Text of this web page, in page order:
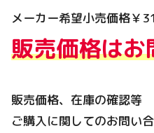
メーカー希望小売価格￥
販売価格は
販売価格、在庫の確認等
ご購入に関してのお問い